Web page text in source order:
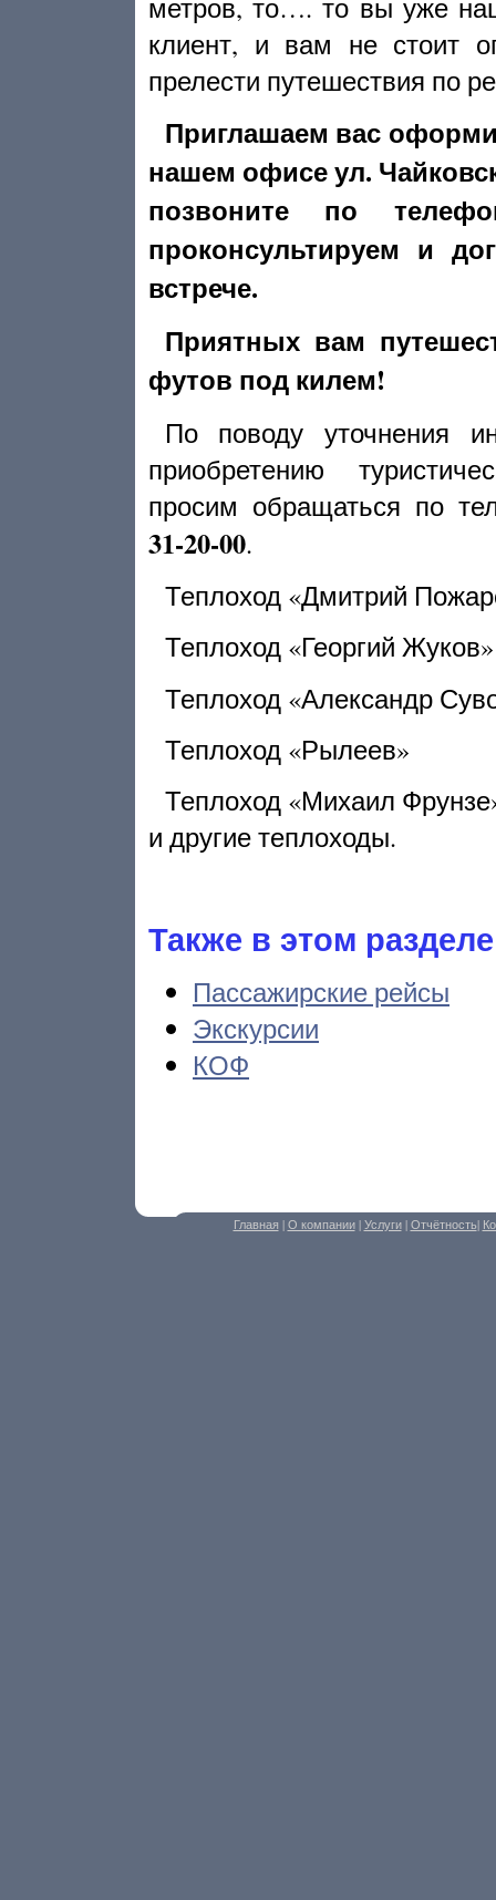
клиент, и вам не стоит
прелести путешествия по
Приглашаем вас
нашем офисе ул.
позвоните по
проконсультируем и
встрече.
Приятных вам
футов под килем!
По поводу уточнения
приобретению
просим обращаться по
31-20-00.
Теплоход «Дмитрий
Теплоход «Георгий Жуков»
Теплоход «Александр
Теплоход «Рылеев»
Теплоход «Михаил
и другие теплоходы.
Также в этом
Пассажирские рейсы
Экскурсии
КОФ
Главная | О компании| Услуги| Отчётность|